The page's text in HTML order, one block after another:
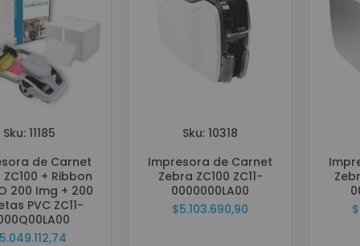
Grabadores Análogo - Penta hibrido HD
Grabadores IP - NVR
Grabadores Móviles
Circuito cerrado de televisión - Cámaras (CCTV)
Cámaras Análogas 4 en 1 HD
Cámaras IP
Cámaras PTZ
Cámaras Wifi
Accesorios para CCTV
WIFI
Sku: 11185
de Carnet
+ Ribbon
200 Img + 200
PVC ZC11-
Sku: 10318
Impresora de Carnet
Zebra ZC100 ZC11-
0000000LA00
$5.103.690,90